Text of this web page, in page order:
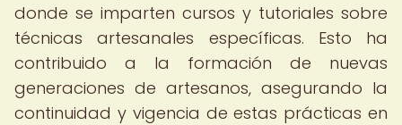
donde se imparten cursos y tutoriales sobre
técnicas artesanales específicas. Esto ha
contribuido a la formación de nuevas
generaciones de artesanos, asegurando la
continuidad y vigencia de estas prácticas en